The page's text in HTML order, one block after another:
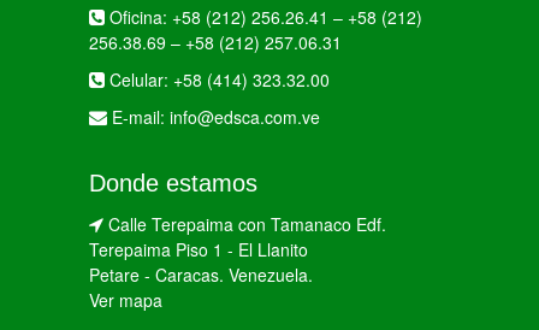
Oficina: +58 (212) 256.26.41 – +58 (212)
256.38.69 – +58 (212) 257.06.31
Celular: +58 (414) 323.32.00
E-mail: info@edsca.com.ve
Donde estamos
Calle Terepaima con Tamanaco Edf.
Terepaima Piso 1 - El Llanito
Petare - Caracas. Venezuela.
Ver mapa